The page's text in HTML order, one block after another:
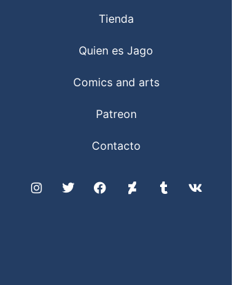
Tienda
Quien es Jago
Comics and arts
Patreon
Contacto